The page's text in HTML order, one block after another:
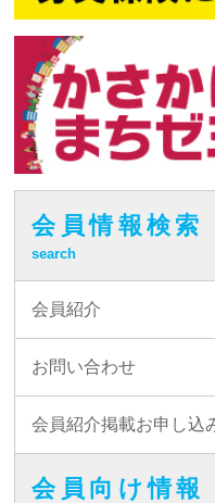
会員情報検索
search
会員紹介
お問い合わせ
会員紹介掲載お申し込
会員向け情報